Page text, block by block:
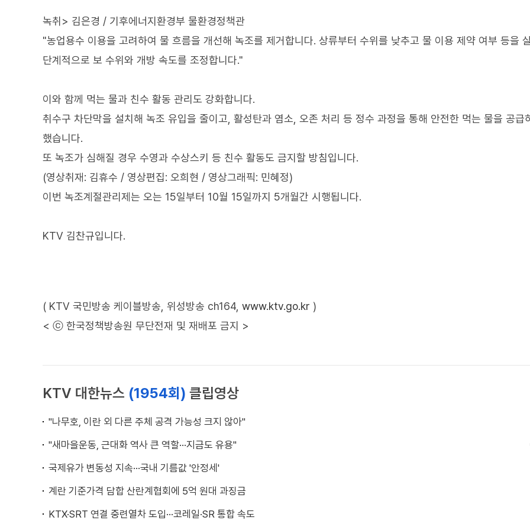
녹취> 김은경 / 기후에너지환경부 물환경정책관
"농업용수 이용을 고려하여 물 흐름을 개선해 녹조를 제거합니다. 상류부터 수위를 낮추고 물 이용 제약 여부 등을
단계적으로 보 수위와 개방 속도를 조정합니다."
이와 함께 먹는 물과 친수 활동 관리도 강화합니다.
취수구 차단막을 설치해 녹조 유입을 줄이고, 활성탄과 염소, 오존 처리 등 정수 과정을 통해 안전한 먹는 물을 공급
했습니다.
또 녹조가 심해질 경우 수영과 수상스키 등 친수 활동도 금지할 방침입니다.
(영상취재: 김휴수 / 영상편집: 오희현 / 영상그래픽: 민혜정)
이번 녹조계절관리제는 오는 15일부터 10월 15일까지 5개월간 시행됩니다.
KTV 김찬규입니다.
( KTV 국민방송 케이블방송, 위성방송 ch164, www.ktv.go.kr )
< ⓒ 한국정책방송원 무단전재 및 재배포 금지 >
KTV 대한뉴스 (1954회) 클립영상
"나무호, 이란 외 다른 주체 공격 가능성 크지 않아"
"새마을운동, 근대화 역사 큰 역할···지금도 유용"
국제유가 변동성 지속···국내 기름값 '안정세'
계란 기준가격 담합 산란계협회에 5억 원대 과징금
KTX·SRT 연결 중련열차 도입···코레일·SR 통합 속도